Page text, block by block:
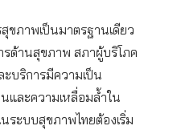
ขภาพเป็นมาตรฐานเดียว
ด้านสุขภาพ สภาผู้บริโภค
ะบริการมีความเป็น
และความเหลื่อมล้ำใน
ระบบสุขภาพไทยต้องเริ่ม